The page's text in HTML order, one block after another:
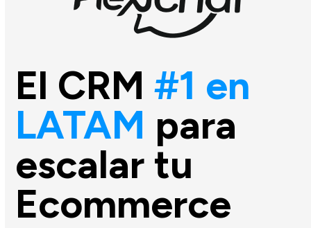
El CRM#1 en
LATAM para
escalar tu
Ecommerce